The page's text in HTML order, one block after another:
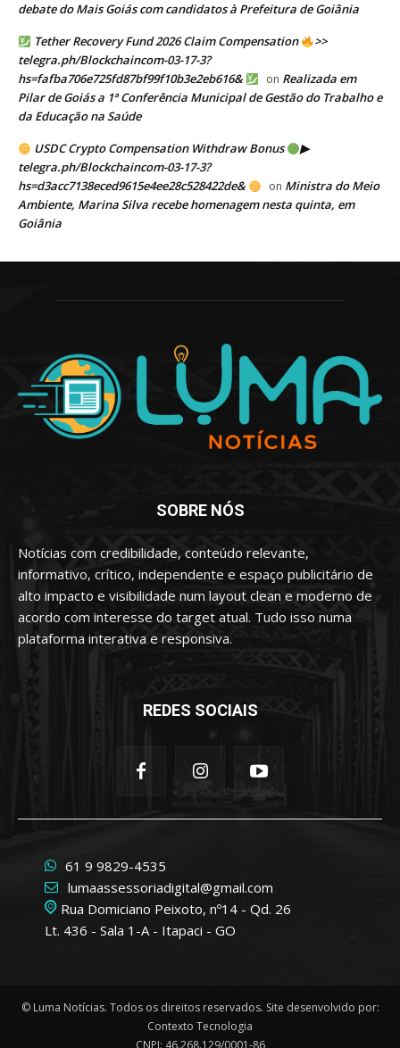
debate do Mais Goiás com candidatos à Prefeitura de Goiânia
Tether Recovery Fund 2026 Claim Compensation
>>
telegra.ph/Blockchaincom-03-17-3?
hs=fafba706e725fd87bf99f10b3e2eb616&
on Realizada em
Pilar de Goiás a 1ª Conferência Municipal de Gestão do Trabalho e
da Educação na Saúde
USDC Crypto Compensation Withdraw Bonus
▶
telegra.ph/Blockchaincom-03-17-3?
hs=d3acc7138eced9615e4ee28c528422de&
on Ministra do Meio
Ambiente, Marina Silva recebe homenagem nesta quinta, em
Goiânia
SOBRE NÓS
Notícias com credibilidade, conteúdo relevante,
informativo, crítico, independente e espaço publicitário de
alto impacto e visibilidade num layout clean e moderno de
acordo com interesse do target atual. Tudo isso numa
plataforma interativa e responsiva.
REDES SOCIAIS
61 9 9829-4535
lumaassessoriadigital@gmail.com
Rua Domiciano Peixoto, nº14 - Qd. 26
Lt. 436 - Sala 1-A - Itapaci - GO
© Luma Notícias. Todos os direitos reservados. Site desenvolvido por:
Contexto Tecnologia